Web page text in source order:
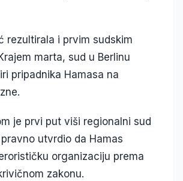
rezultirala i prvim sudskim
marta, sud u Berlinu
pripadnika Hamasa na
je prvi put viši regionalni sud
utvrdio da Hamas
organizaciju prema
zakonu.